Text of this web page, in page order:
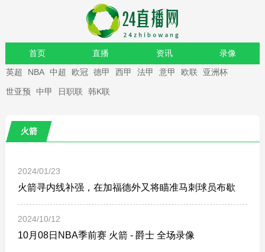
首页 直播 资讯 录像
重要赛事
英超 NBA 中超 欧冠 德甲 西甲 法甲 意甲 欧联 亚洲杯
世亚预 中甲 日职联 韩K联
火箭
2024/01/23
火箭寻内线补强，在加福德外又将瞄准马刺球员布歇
2024/10/12
10月08日NBA季前赛 火箭 - 爵士 全场录像